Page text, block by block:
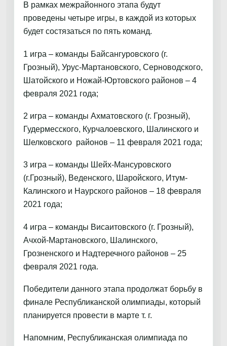
В рамках межрайонного этапа будут
проведены четыре игры, в каждой из которых
будет состязаться по пять команд.
1 игра – команды Байсангуровского (г.
Грозный), Урус-Мартановского, Серноводского,
Шатойского и Ножай-Юртовского районов – 4
февраля 2021 года;
2 игра – команды Ахматовского (г. Грозный),
Гудермесского, Курчалоевского, Шалинского и
Шелковского районов – 11 февраля 2021 года;
3 игра – команды Шейх-Мансуровского
(г.Грозный), Веденского, Шаройского, Итум-
Калинского и Наурского районов – 18 февраля
2021 года;
4 игра – команды Висаитовского (г. Грозный),
Ачхой-Мартановского, Шалинского,
Грозненского и Надтеречного районов – 25
февраля 2021 года.
Победители данного этапа продолжат борьбу в
финале Республиканской олимпиады, который
планируется провести в марте т. г.
Напомним, Республиканская олимпиада по